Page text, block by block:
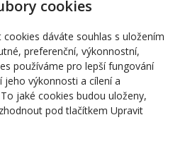
a ohřev
cookies
dáváte souhlas s uložením
preferenční, výkonnostní,
používáme pro lepší fungování
výkonnosti a cílení a
jaké cookies budou uloženy,
pod tlačítkem Upravit